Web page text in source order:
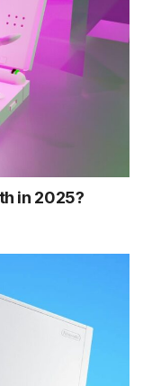
in 2025?